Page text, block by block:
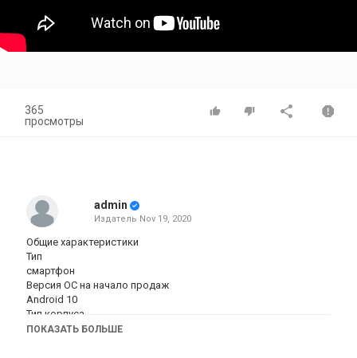
365
просмотры
admin
Издатель Nov 19, 2020
Общие характеристики
Тип
смартфон
Версия ОС на начало продаж
Android 10
Тип корпуса
классический
ПОКАЗАТЬ БОЛЬШЕ